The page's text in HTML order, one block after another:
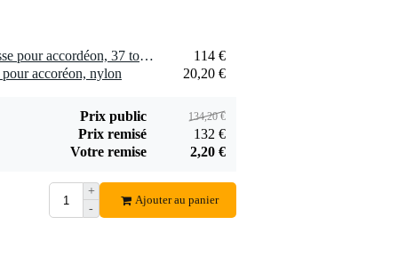
1 x Boston Z-037-BK housse pour accordéon, 37 touches/96 basses
114 €
accoréon, nylon
20,20 €
Prix public 134,20 €
Prix remisé
132 €
Votre remise
2,20 €
+
-
Ajouter au panier